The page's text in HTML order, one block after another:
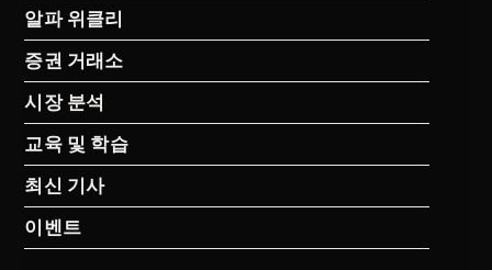
알파 위클리
증권 거래소
시장 분석
교육 및 학습
최신 기사
이벤트